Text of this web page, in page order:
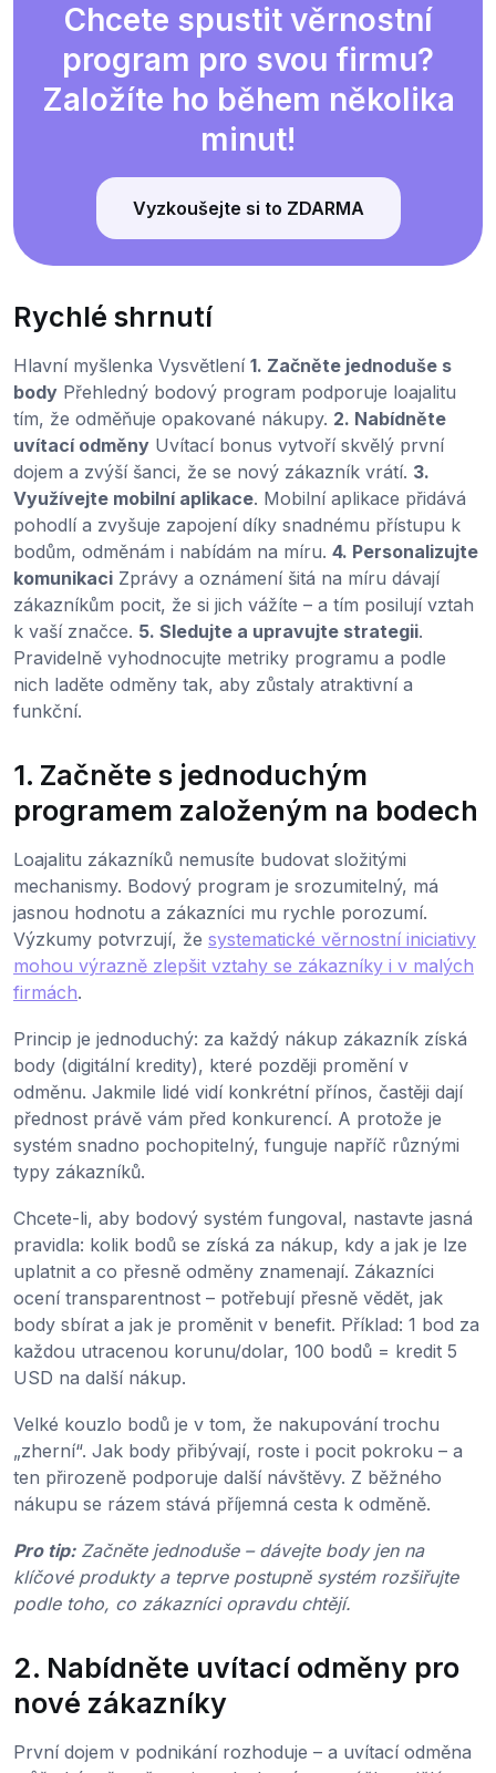
Chcete spustit věrnostní
program pro svou firmu?
Založíte ho během několika
minut!
Vyzkoušejte si to ZDARMA
Rychlé shrnutí
Hlavní myšlenka Vysvětlení 1. Začněte jednoduše s
body Přehledný bodový program podporuje loajalitu
tím, že odměňuje opakované nákupy. 2. Nabídněte
uvítací odměny Uvítací bonus vytvoří skvělý první
dojem a zvýší šanci, že se nový zákazník vrátí. 3.
Využívejte mobilní aplikace. Mobilní aplikace přidává
pohodlí a zvyšuje zapojení díky snadnému přístupu k
bodům, odměnám i nabídám na míru. 4. Personalizujte
komunikaci Zprávy a oznámení šitá na míru dávají
zákazníkům pocit, že si jich vážíte – a tím posilují vztah
k vaší značce. 5. Sledujte a upravujte strategii.
Pravidelně vyhodnocujte metriky programu a podle
nich laděte odměny tak, aby zůstaly atraktivní a
funkční.
1. Začněte s jednoduchým
programem založeným na bodech
Loajalitu zákazníků nemusíte budovat složitými
mechanismy. Bodový program je srozumitelný, má
jasnou hodnotu a zákazníci mu rychle porozumí.
Výzkumy potvrzují, že systematické věrnostní iniciativy
mohou výrazně zlepšit vztahy se zákazníky i v malých
firmách.
Princip je jednoduchý: za každý nákup zákazník získá
body (digitální kredity), které později promění v
odměnu. Jakmile lidé vidí konkrétní přínos, častěji dají
přednost právě vám před konkurencí. A protože je
systém snadno pochopitelný, funguje napříč různými
typy zákazníků.
Chcete-li, aby bodový systém fungoval, nastavte jasná
pravidla: kolik bodů se získá za nákup, kdy a jak je lze
uplatnit a co přesně odměny znamenají. Zákazníci
ocení transparentnost – potřebují přesně vědět, jak
body sbírat a jak je proměnit v benefit. Příklad: 1 bod za
každou utracenou korunu/dolar, 100 bodů = kredit 5
USD na další nákup.
Velké kouzlo bodů je v tom, že nakupování trochu
„zherní“. Jak body přibývají, roste i pocit pokroku – a
ten přirozeně podporuje další návštěvy. Z běžného
nákupu se rázem stává příjemná cesta k odměně.
Pro tip: Začněte jednoduše – dávejte body jen na
klíčové produkty a teprve postupně systém rozšiřujte
podle toho, co zákazníci opravdu chtějí.
2. Nabídněte uvítací odměny pro
nové zákazníky
První dojem v podnikání rozhoduje – a uvítací odměna